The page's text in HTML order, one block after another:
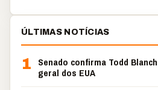
ÚLTIMAS NOTÍCIAS
1
Senado confirma Todd
geral dos EUA